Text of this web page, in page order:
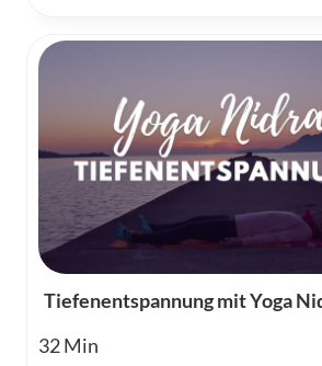
Tiefenentspannung mit Yoga
32